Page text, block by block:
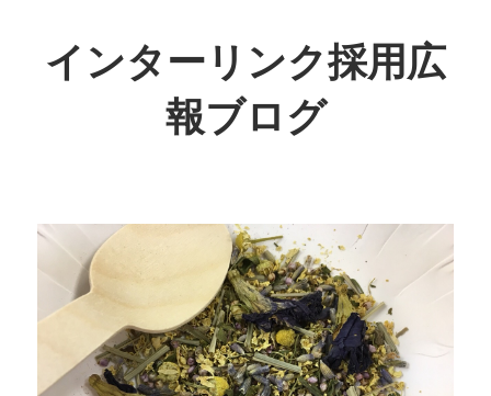
インターリンク採用広
報ブログ